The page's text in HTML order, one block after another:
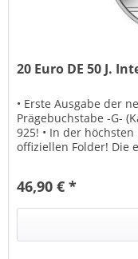
20 Euro DE 50 J.
• Erste Ausgabe der
Prägebuchstabe -G-
925! • In der
offiziellen Folder! Die
46,90 € *